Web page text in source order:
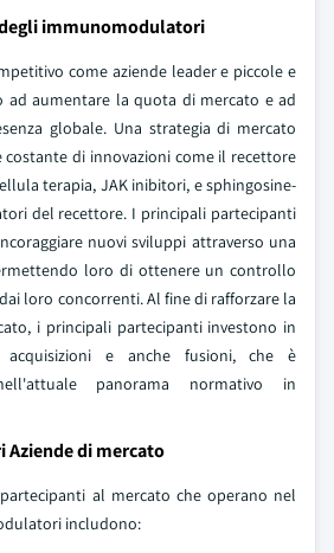
immunomodulatori
come aziende leader e piccole e
ad aumentare la quota di mercato e ad
globale. Una strategia di mercato
di innovazioni come il recettore
terapia, JAK inibitori, e sphingosine-
del recettore. I principali partecipanti
nuovi sviluppi attraverso una
loro di ottenere un controllo
loro concorrenti. Al fine di rafforzare la
i principali partecipanti investono in
acquisizioni e anche fusioni, che è
panorama normativo in
di mercato
al mercato che operano nel
includono: